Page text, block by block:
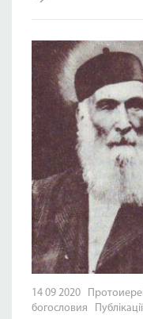
14 09 2020
богословия
Публікації